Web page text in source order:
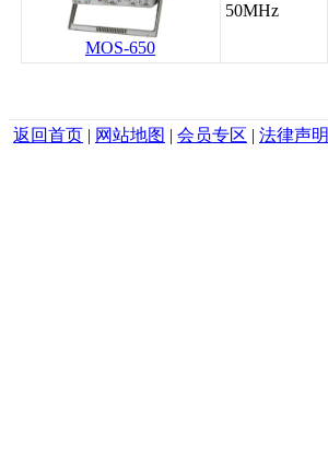
MOS-650
50MHz
返回首页 | 网站地图 | 会员专区 | 法律声明